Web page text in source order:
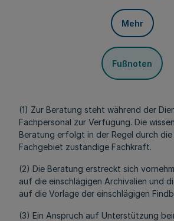
Mehr
Fußnoten
(1) Zur Beratung steht während der
Fachpersonal zur Verfügung. Die
Beratung erfolgt in der Regel durch
Fachgebiet zuständige Fachkraft.
(2) Die Beratung erstreckt sich
auf die einschlägigen Archivalien und
auf die Vorlage der einschlägigen
(3) Ein Anspruch auf Unterstützung